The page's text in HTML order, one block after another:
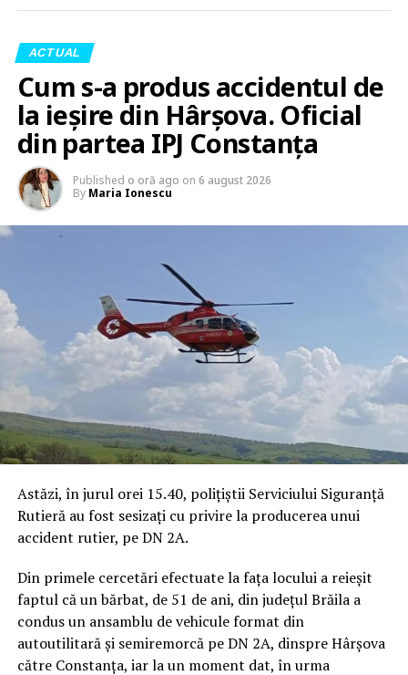
ACTUAL
Cum s-a produs accidentul de
la ieșire din Hârșova. Oficial
din partea IPJ Constanța
Published o oră ago on 6 august 2026
By Maria Ionescu
Astăzi, în jurul orei 15.40, polițiștii Serviciului Siguranță
Rutieră au fost sesizați cu privire la producerea unui
accident rutier, pe DN 2A.
Din primele cercetări efectuate la fața locului a reieșit
faptul că un bărbat, de 51 de ani, din județul Brăila a
condus un ansamblu de vehicule format din
autoutilitară și semiremorcă pe DN 2A, dinspre Hârșova
către Constanța, iar la un moment dat, în urma